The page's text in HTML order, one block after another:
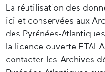
La réutilisation des
ici et conservées aux
des Pyrénées-
la licence ouverte
contacter les Archives